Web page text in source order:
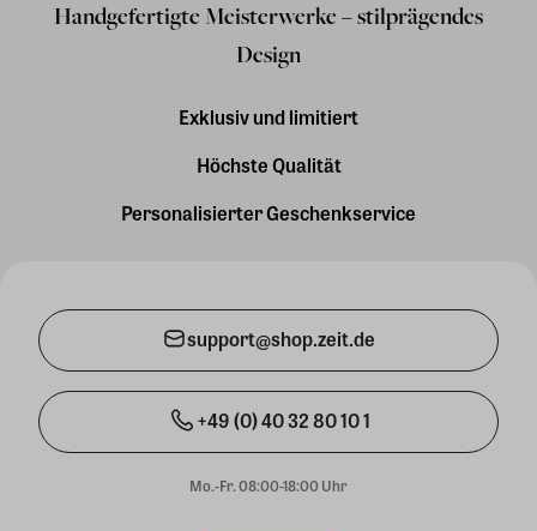
Handgefertigte Meisterwerke – stilprägendes
Design
Exklusiv und limitiert
Höchste Qualität
Personalisierter Geschenkservice
support@shop.zeit.de
+49 (0) 40 32 80 10 1
Mo.-Fr. 08:00-18:00 Uhr